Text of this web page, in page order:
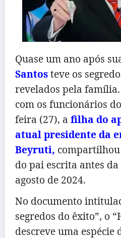
Quase um ano após
Santosteve os
revelados pela
com os funcionários
feira (27), a filha do
atual presidente da
Beyruti,
do pai escrita antes
agosto de 2024.
No documento
segredos do êxito”, o
descreve uma espécie